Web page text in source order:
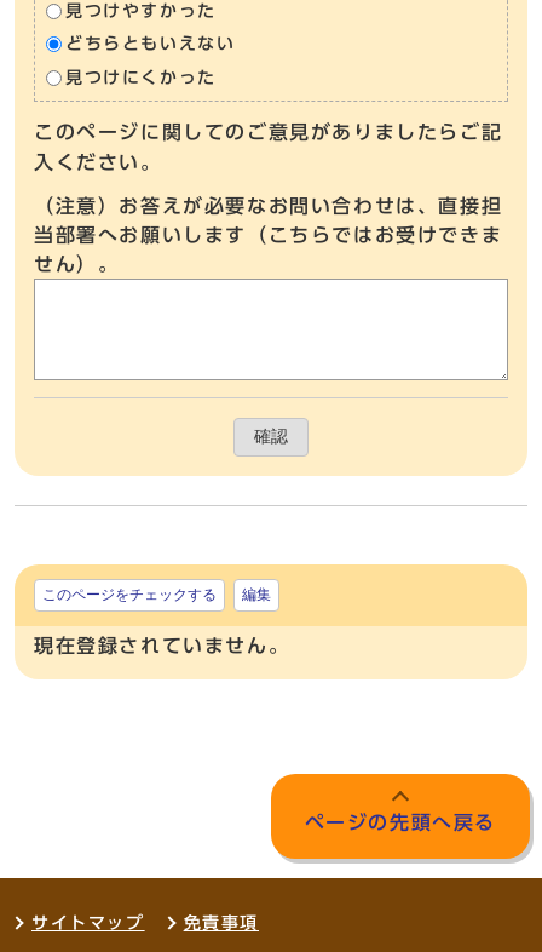
見つけやすかった
どちらともいえない
見つけにくかった
このページに関してのご意見がありましたらご記
入ください。
（注意）お答えが必要なお問い合わせは、直接担
当部署へお願いします（こちらではお受けできま
せん）。
確認
このページをチェックする 編集
現在登録されていません。
ページの先頭へ戻る
サイトマップ 免責事項